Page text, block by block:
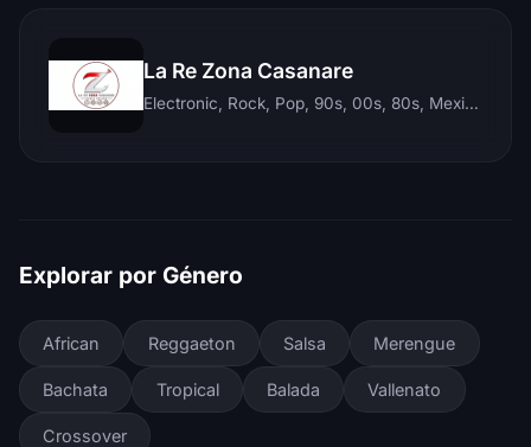
La Re Zona Casanare
Electronic, Rock, Pop, 90s, 00s, 80s, Mexican, Ranchera, Reggaeton, Instrumental, Salsa, Merengue, Tropical, Romantic, Vallenato, Llanera
Explorar por Género
African Reggaeton Salsa Merengue
Bachata Tropical Balada Vallenato
Crossover